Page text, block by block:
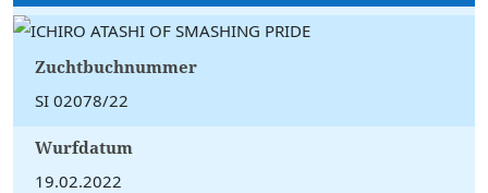
Zuchtbuchnummer
SI 02078/22
Wurfdatum
19.02.2022